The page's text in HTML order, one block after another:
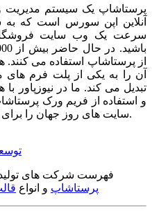
پرستاشاپ یک سیستم
آنلاین اپن سورس است که
سرعت یک وب سایت
از پرستاشاپ استفاده می
آن را به یکی از پلت فرم های
تبدیل می کند. ما در نیوزپاور
و استفاده از فریم ورک
سایت های روز جهان را برای شما طراحی می کنیم.
فهرست شرکت های
پرستاشاپ و انواع